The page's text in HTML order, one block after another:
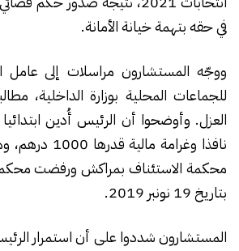
في حقه بتهمة خيانة الأمانة.
ووجّه المستشارون مراسلات إلى عامل
للجماعات المحلية بوزارة الداخلية،
العزل. وأوضحوا أن الرئيس أُدين
نافذا وغرامة
محكمة الاستئناف بمراكش ورفضت
بتاريخ 19 نونبر 2019.
المستشارون شددوا على أن استمرار